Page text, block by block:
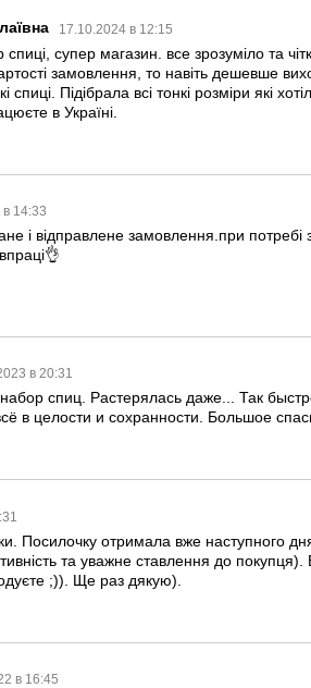
17.10.2024 в 12:15
супер магазин. все зрозуміло та
замовлення, то навіть дешевше
Підібрала всі тонкі розміри які
в Україні.
14:33
і відправлене замовлення.при потребі
в 20:31
спиц. Растерялась даже... Так
в целости и сохранности. Большое
Посилочку отримала вже наступного
та уважне ставлення до
;)). Ще раз дякую).
в 16:45